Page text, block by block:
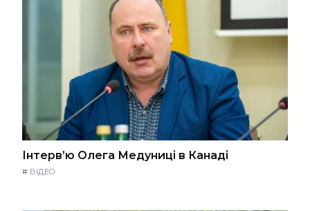
Інтерв’ю Олега Медуниці в Канаді
# ВІДЕО